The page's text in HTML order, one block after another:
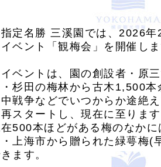
指定名勝 三溪園では、2026
ベント「観梅会」を開催しま
イベントは、園の創設者・原
杉田の梅林から古木1,500本
戦争などでいつからか途絶
スタートし、現在に至ります
500本ほどがある梅のなか
・上海市から贈られた緑萼梅(
ます。